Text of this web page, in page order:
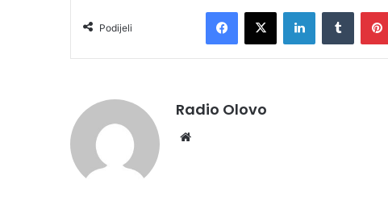
Podijeli
Facebook
X LinkedInTumblr
Radio Olovo